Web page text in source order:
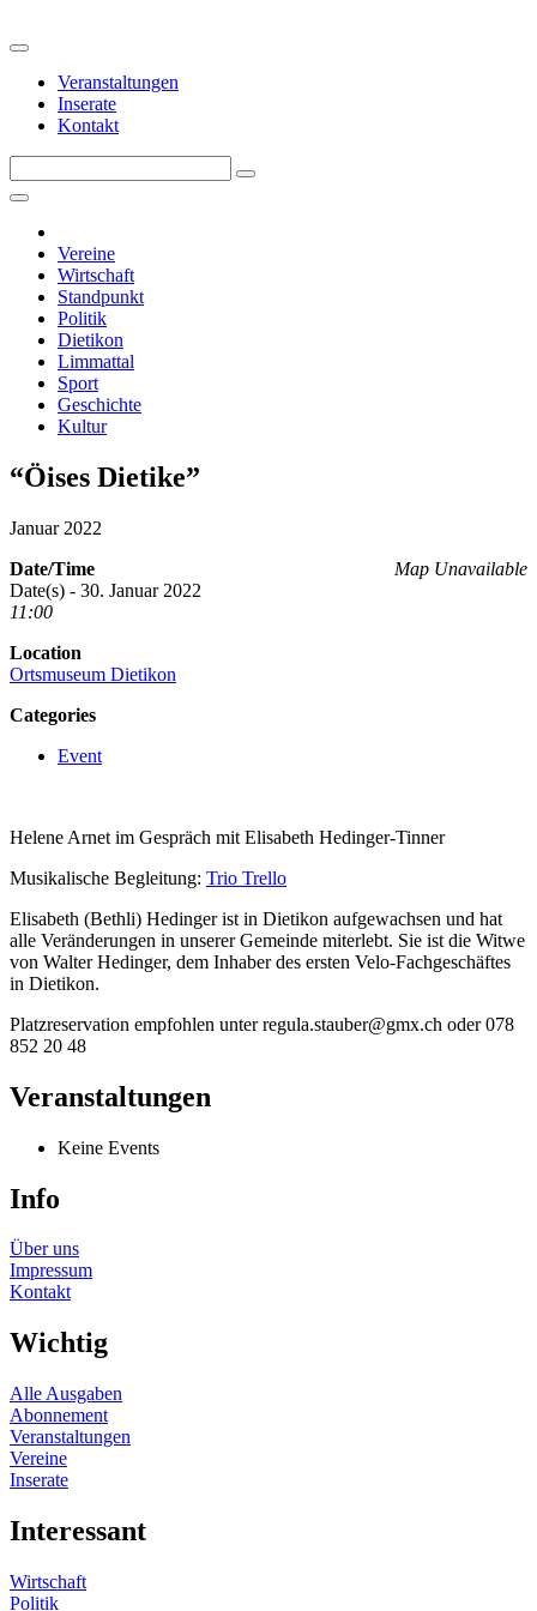
Veranstaltungen
Inserate
Kontakt
Vereine
Wirtschaft
Standpunkt
Politik
Dietikon
Limmattal
Sport
Geschichte
Kultur
“Öises Dietike”
Januar 2022
Map Unavailable
Date/Time
Date(s) - 30. Januar 2022
11:00
Location
Ortsmuseum Dietikon
Categories
Event
Helene Arnet im Gespräch mit Elisabeth Hedinger-Tinner
Musikalische Begleitung: Trio Trello
Elisabeth (Bethli) Hedinger ist in Dietikon aufgewachsen und hat
alle Veränderungen in unserer Gemeinde miterlebt. Sie ist die Witwe
von Walter Hedinger, dem Inhaber des ersten Velo-Fachgeschäftes
in Dietikon.
Platzreservation empfohlen unter regula.stauber@gmx.ch oder 078
852 20 48
Veranstaltungen
Keine Events
Info
Über uns
Impressum
Kontakt
Wichtig
Alle Ausgaben
Abonnement
Veranstaltungen
Vereine
Inserate
Interessant
Wirtschaft
Politik